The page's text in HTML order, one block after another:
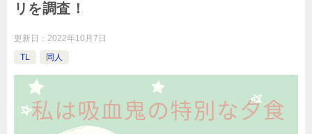
リを調査！
更新日： 2022年10月7日
TL
同人